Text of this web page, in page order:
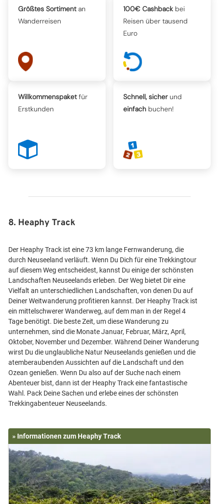
Größtes Sortimentan
Wanderreisen
100€ Cashback bei
Reisen über tausend
Euro
Willkommenspaketfür
Erstkunden
Schnell, sicherund
einfach buchen!
8. Heaphy Track
Der Heaphy Track ist eine 73 km lange Fernwanderung, die
durch Neuseeland verläuft. Wenn Du Dich für eine Trekkingtour
auf diesem Weg entscheidest, kannst Du einige der schönsten
Landschaften Neuseelands erleben. Der Weg bietet Dir eine
Vielfalt an unterschiedlichen Landschaften, von denen Du auf
Deiner Weitwanderung profitieren kannst. Der Heaphy Track ist
ein mittelschwerer Wanderweg, auf dem man in der Regel 4
Tage benötigt. Die beste Zeit, um diese Wanderung zu
unternehmen, sind die Monate Januar, Februar, März, April,
Oktober, November und Dezember. Während Deiner Wanderung
wirst Du die unglaubliche Natur Neuseelands genießen und die
atemberaubenden Aussichten auf die Landschaft und den
Ozean genießen. Wenn Du also auf der Suche nach einem
Abenteuer bist, dann ist der Heaphy Track eine fantastische
Wahl. Pack Deine Sachen und erlebe eines der schönsten
» Informationen zum Heaphy Track